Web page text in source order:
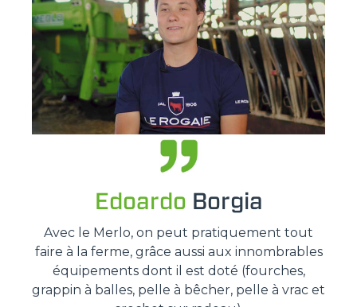
Edoardo Borgia
Avec le Merlo, on peut pratiquement tout
faire à la ferme, grâce aussi aux innombrables
équipements dont il est doté (fourches,
grappin à balles, pelle à bêcher, pelle à vrac et